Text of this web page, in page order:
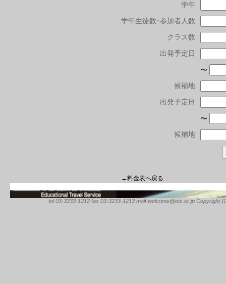
学年
学年生徒数･参加者人数
クラス数
出発予定日
〜
候補地
出発予定日
〜
候補地
←料金表へ戻る
tel 03-3233-1212 fax 03-3233-1213 mail-welcome@ets.or.jp Copyright